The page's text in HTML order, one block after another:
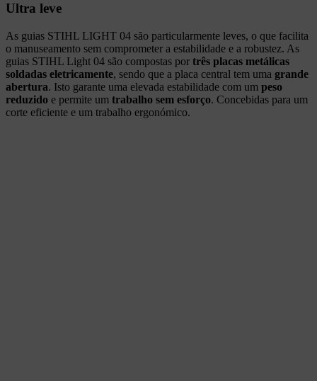
Ultra leve
As guias STIHL LIGHT 04 são particularmente leves, o que facilita
o manuseamento sem comprometer a estabilidade e a robustez. As
guias STIHL Light 04 são compostas por três placas metálicas
soldadas eletricamente, sendo que a placa central tem uma grande
abertura. Isto garante uma elevada estabilidade com um peso
reduzido e permite um trabalho sem esforço. Concebidas para um
corte eficiente e um trabalho ergonómico.